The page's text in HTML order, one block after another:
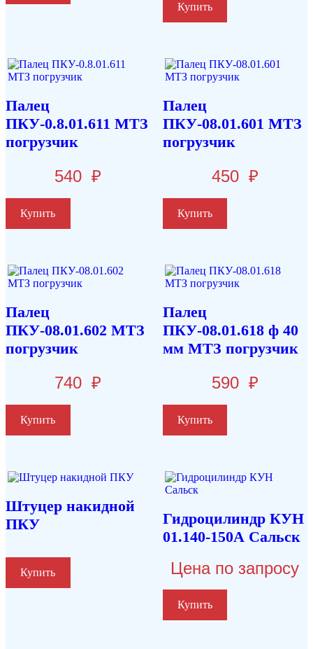
Купить
Палец
ПКУ-0.8.01.611 МТЗ
погрузчик
540 ₽
Купить
Палец
ПКУ-08.01.601 МТЗ
погрузчик
450 ₽
Купить
Палец
ПКУ-08.01.602 МТЗ
погрузчик
740 ₽
Купить
Палец
ПКУ-08.01.618 ф 40
мм МТЗ погрузчик
590 ₽
Купить
Штуцер накидной
ПКУ
Купить
Гидроцилиндр КУН
01.140-150А Сальск
Цена по запросу
Купить